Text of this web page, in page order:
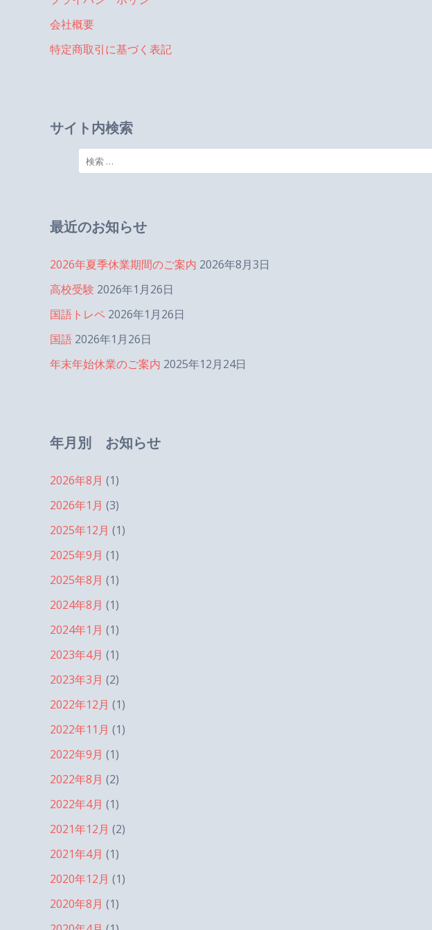
会社概要
特定商取引に基づく表記
サイト内検索
最近のお知らせ
2026年夏季休業期間のご案内 2026年8月3日
高校受験 2026年1月26日
国語トレペ 2026年1月26日
国語 2026年1月26日
年末年始休業のご案内 2025年12月24日
年月別 お知らせ
2026年8月 (1)
2026年1月 (3)
2025年12月 (1)
2025年9月 (1)
2025年8月 (1)
2024年8月 (1)
2024年1月 (1)
2023年4月 (1)
2023年3月 (2)
2022年12月 (1)
2022年11月 (1)
2022年9月 (1)
2022年8月 (2)
2022年4月 (1)
2021年12月 (2)
2021年4月 (1)
2020年12月 (1)
2020年8月 (1)